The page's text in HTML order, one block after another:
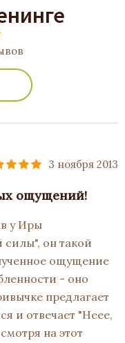
3 ноября 2013
ощущений!
у Иры
он такой
ощущение
- оно
предлагает
и отвечает "Неее,
на этот